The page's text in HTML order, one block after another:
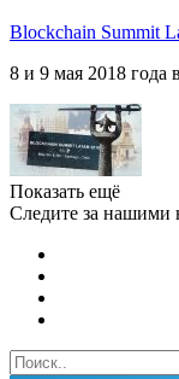
Blockchain Summit
8 и 9 мая 2018 года
Показать ещё
Следите за нашими